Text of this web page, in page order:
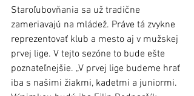
Staroľubovňania sa už tradične
zameriavajú na mládež. Práve tá zvykne
reprezentovať klub a mesto aj v mužskej
prvej lige. V tejto sezóne to bude ešte
poznateľnejšie. „V prvej lige budeme hrať
iba s našimi žiakmi, kadetmi a juniormi.